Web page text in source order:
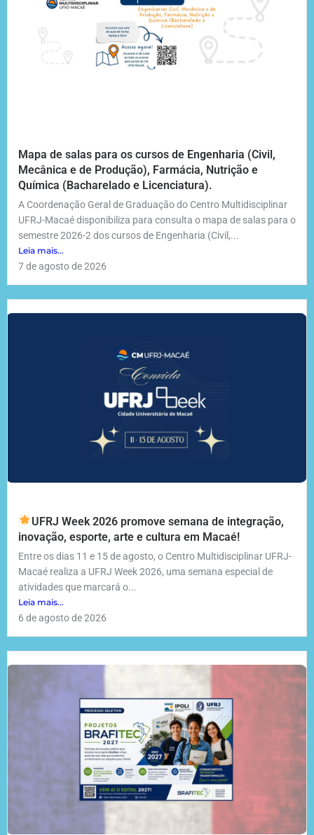
Mapa de salas para os cursos de Engenharia (Civil,
Mecânica e de Produção), Farmácia, Nutrição e
Química (Bacharelado e Licenciatura).
A Coordenação Geral de Graduação do Centro Multidisciplinar
UFRJ-Macaé disponibiliza para consulta o mapa de salas para o
semestre 2026-2 dos cursos de Engenharia (Civil,...
Leia mais...
7 de agosto de 2026
UFRJ Week 2026 promove semana de integração,
inovação, esporte, arte e cultura em Macaé!
Entre os dias 11 e 15 de agosto, o Centro Multidisciplinar UFRJ-
Macaé realiza a UFRJ Week 2026, uma semana especial de
atividades que marcará o...
Leia mais...
6 de agosto de 2026